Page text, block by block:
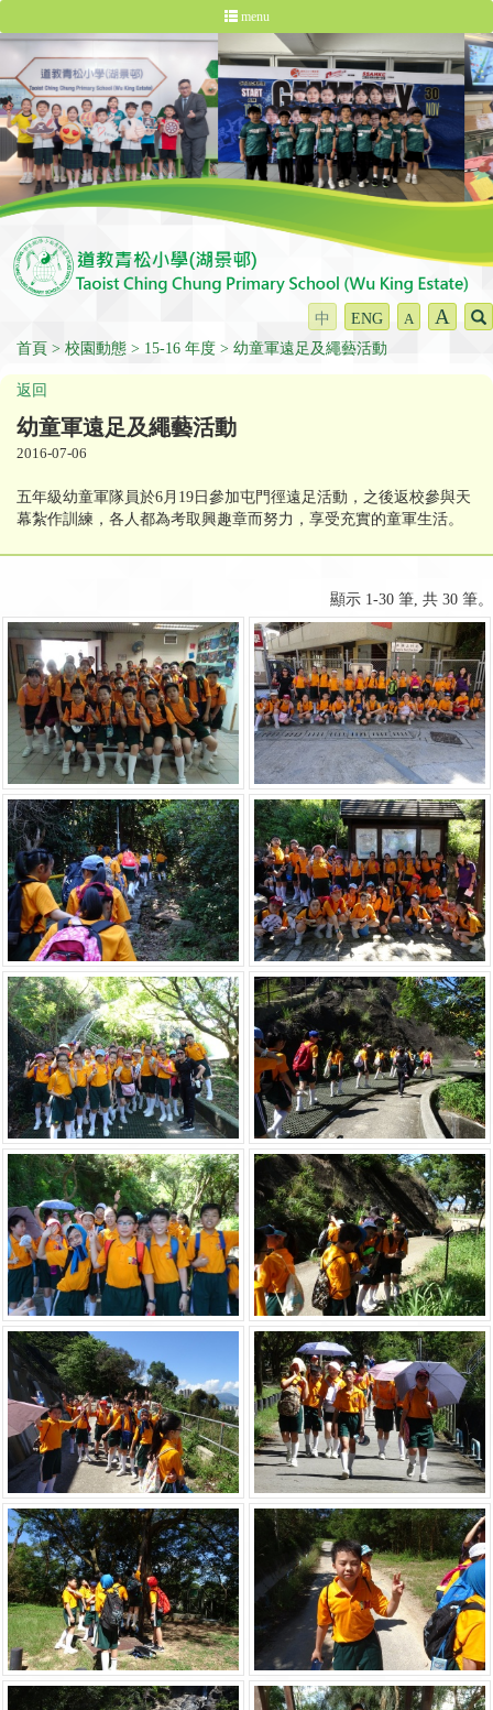
menu
中 ENG A A
首頁 校園動態 15-16 年度 幼童軍遠足及繩藝活動
返回
幼童軍遠足及繩藝活動
2016-07-06
五年級幼童軍隊員於6月19日參加屯門徑遠足活動，之後返校參與天
幕紮作訓練，各人都為考取興趣章而努力，享受充實的童軍生活。
顯示 1-30 筆, 共 30 筆。